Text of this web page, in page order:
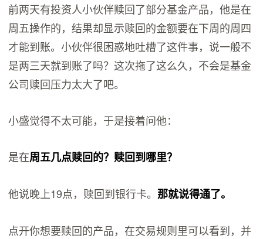
前两天有投资人小伙伴赎回了部分基金产品，他是在
周五操作的，结果却显示赎回的金额要在下周的周四
才能到账。小伙伴很困惑地吐槽了这件事，说一般不
是两三天就到账了吗？这次拖了这么久，不会是基金
公司赎回压力太大了吧。
小盛觉得不太可能，于是接着问他：
是在周五几点赎回的？赎回到哪里？
他说晚上19点，赎回到银行卡。 那就说得通了。
点开你想要赎回的产品，在交易规则里可以看到，并